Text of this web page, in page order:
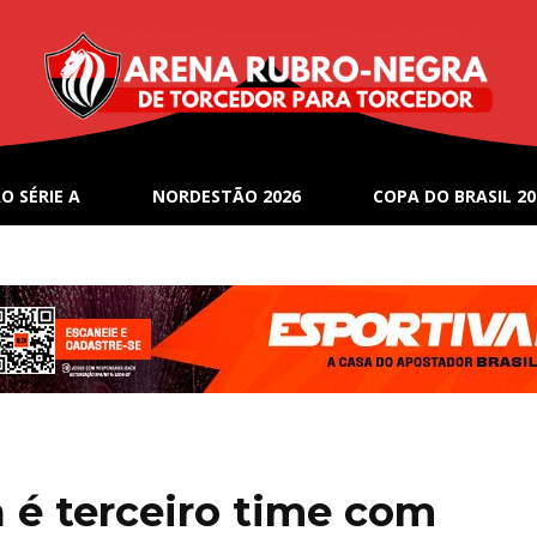
SÉRIE A NORDESTÃO 2026 COPA DO BRASIL
é terceiro time com